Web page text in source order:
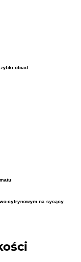
obiad
cytrynowym na sycący